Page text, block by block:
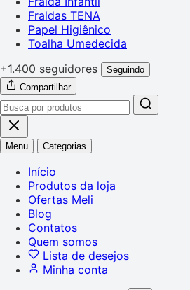
Fraldas TENA
Papel Higiênico
Toalha Umedecida
+1.400 seguidores
Seguindo
Compartilhar
Menu Categorias
Início
Produtos da loja
Ofertas Meli
Blog
Contatos
Quem somos
Lista de desejos
Minha conta